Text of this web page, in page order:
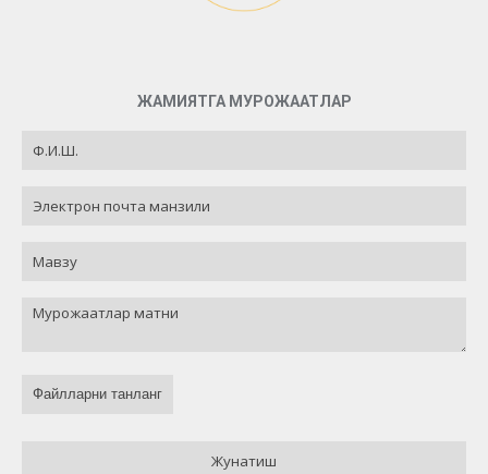
ЖАМИЯТГА МУРОЖААТЛАР
Файлларни танланг
Жунатиш